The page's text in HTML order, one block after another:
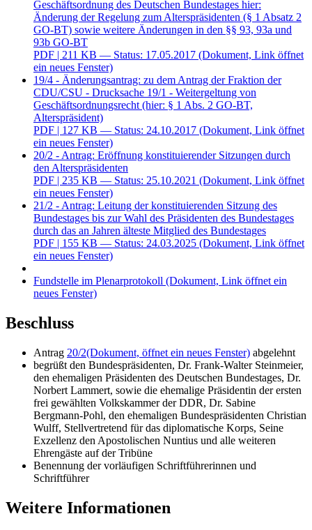
Geschäftsordnung des Deutschen Bundestages hier:
Änderung der Regelung zum Alterspräsidenten (§ 1 Absatz 2
GO-BT) sowie weitere Änderungen in den §§ 93, 93a und
93b GO-BT
PDF | 211 KB — Status: 17.05.2017 (Dokument, Link öffnet
ein neues Fenster)
19/4 - Änderungsantrag: zu dem Antrag der Fraktion der
CDU/CSU - Drucksache 19/1 - Weitergeltung von
Geschäftsordnungsrecht (hier: § 1 Abs. 2 GO-BT,
Alterspräsident)
PDF | 127 KB — Status: 24.10.2017 (Dokument, Link öffnet
ein neues Fenster)
20/2 - Antrag: Eröffnung konstituierender Sitzungen durch
den Alterspräsidenten
PDF | 235 KB — Status: 25.10.2021 (Dokument, Link öffnet
ein neues Fenster)
21/2 - Antrag: Leitung der konstituierenden Sitzung des
Bundestages bis zur Wahl des Präsidenten des Bundestages
durch das an Jahren älteste Mitglied des Bundestages
PDF | 155 KB — Status: 24.03.2025 (Dokument, Link öffnet
ein neues Fenster)
Fundstelle im Plenarprotokoll (Dokument, Link öffnet ein
neues Fenster)
Beschluss
Antrag 20/2(Dokument, öffnet ein neues Fenster) abgelehnt
begrüßt den Bundespräsidenten, Dr. Frank-Walter Steinmeier,
den ehemaligen Präsidenten des Deutschen Bundestages, Dr.
Norbert Lammert, sowie die ehemalige Präsidentin der ersten
frei gewählten Volkskammer der DDR, Dr. Sabine
Bergmann-Pohl, den ehemaligen Bundespräsidenten Christian
Wulff, Stellvertretend für das diplomatische Korps, Seine
Exzellenz den Apostolischen Nuntius und alle weiteren
Ehrengäste auf der Tribüne
Benennung der vorläufigen Schriftführerinnen und
Schriftführer
Weitere Informationen